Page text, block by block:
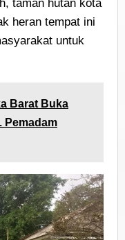
taman hutan kota
heran tempat ini
untuk
Barat Buka
Pemadam